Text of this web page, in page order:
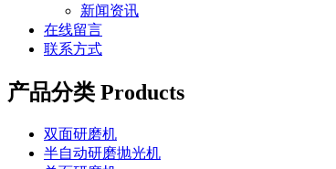
新闻资讯
在线留言
联系方式
产品分类 Products
双面研磨机
半自动研磨抛光机